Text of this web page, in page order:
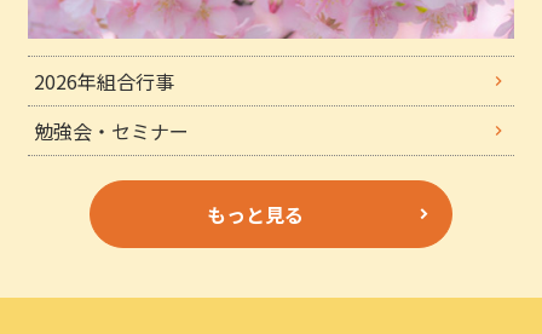
2026年組合行事
勉強会・セミナー
もっと見る